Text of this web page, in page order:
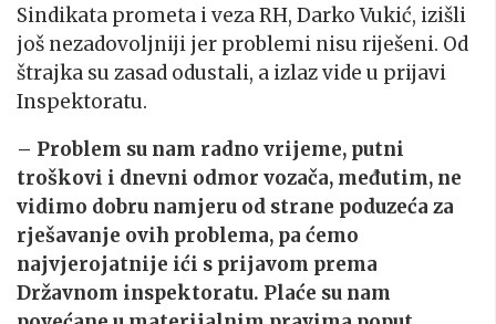
Sindikata prometa i veza RH, Darko Vukić, izišli
još nezadovoljniji jer problemi nisu riješeni. Od
štrajka su zasad odustali, a izlaz vide u prijavi
Inspektoratu.
– Problem su nam radno vrijeme, putni
troškovi i dnevni odmor vozača, međutim, ne
vidimo dobru namjeru od strane poduzeća za
rješavanje ovih problema, pa ćemo
najvjerojatnije ići s prijavom prema
Državnom inspektoratu. Plaće su nam